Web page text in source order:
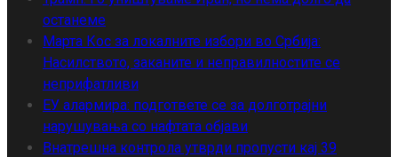
останеме
Марта Кос за локалните избори во Србија:
Насилството, заканите и неправилностите се
неприфатливи
ЕУ алармира: подгответе се за долготрајни
нарушувања со нафтата објави
Внатрешна контрола утврди пропусти кај 39